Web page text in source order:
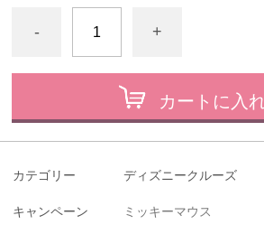
- +
カートに入
カテゴリー ディズニークルーズ
キャンペーン ミッキーマウス